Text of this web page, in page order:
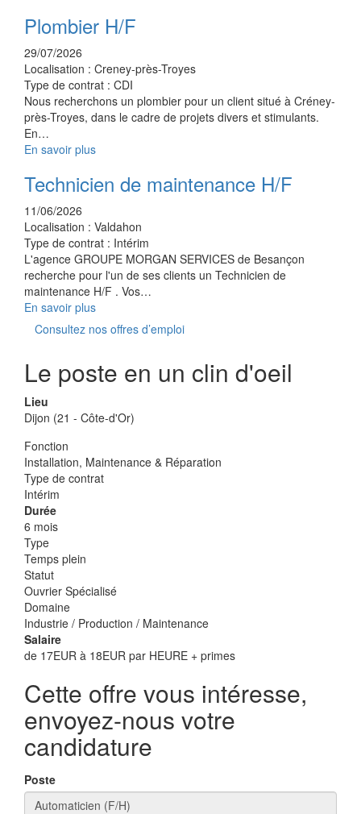
Plombier H/F
29/07/2026
Localisation : Creney-près-Troyes
Type de contrat : CDI
Nous recherchons un plombier pour un client situé à Créney-
près-Troyes, dans le cadre de projets divers et stimulants.
En…
En savoir plus
Technicien de maintenance H/F
11/06/2026
Localisation : Valdahon
Type de contrat : Intérim
L'agence GROUPE MORGAN SERVICES de Besançon
recherche pour l'un de ses clients un Technicien de
maintenance H/F . Vos…
En savoir plus
Consultez nos offres d’emploi
Le poste en un clin d'oeil
Lieu
Dijon (21 - Côte-d'Or)
Fonction
Installation, Maintenance & Réparation
Type de contrat
Intérim
Durée
6 mois
Type
Temps plein
Statut
Ouvrier Spécialisé
Domaine
Industrie / Production / Maintenance
Salaire
de 17EUR à 18EUR par HEURE + primes
Cette offre vous intéresse,
envoyez-nous votre
candidature
Poste